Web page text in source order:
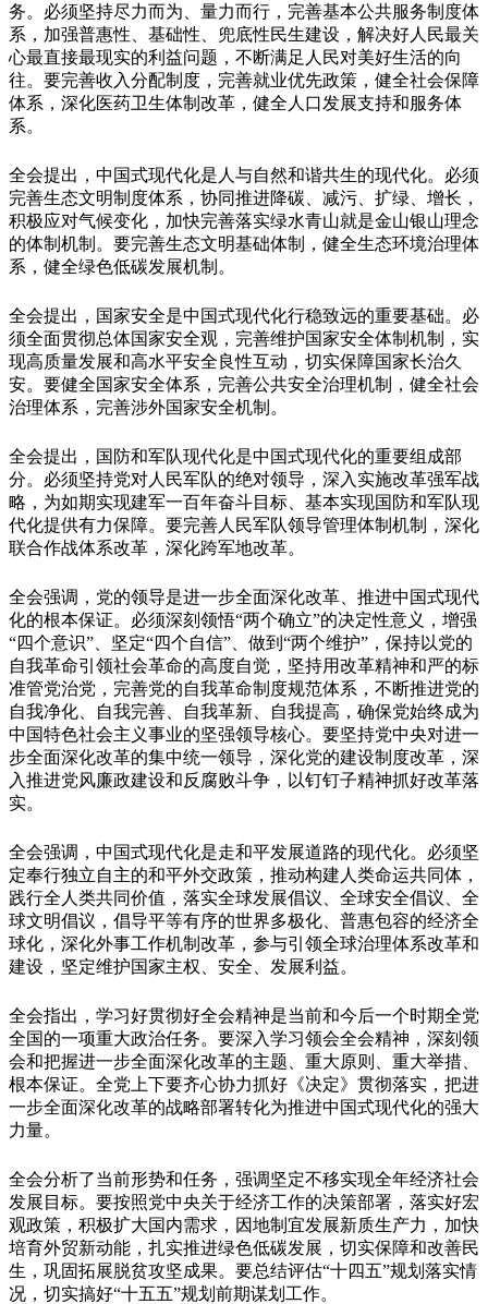
务。必须坚持尽力而为、量力而行，完善基本公共服务制度体
系，加强普惠性、基础性、兜底性民生建设，解决好人民最关
心最直接最现实的利益问题，不断满足人民对美好生活的向
往。要完善收入分配制度，完善就业优先政策，健全社会保障
体系，深化医药卫生体制改革，健全人口发展支持和服务体
系。
全会提出，中国式现代化是人与自然和谐共生的现代化。必须
完善生态文明制度体系，协同推进降碳、减污、扩绿、增长，
积极应对气候变化，加快完善落实绿水青山就是金山银山理念
的体制机制。要完善生态文明基础体制，健全生态环境治理体
系，健全绿色低碳发展机制。
全会提出，国家安全是中国式现代化行稳致远的重要基础。必
须全面贯彻总体国家安全观，完善维护国家安全体制机制，实
现高质量发展和高水平安全良性互动，切实保障国家长治久
安。要健全国家安全体系，完善公共安全治理机制，健全社会
治理体系，完善涉外国家安全机制。
全会提出，国防和军队现代化是中国式现代化的重要组成部
分。必须坚持党对人民军队的绝对领导，深入实施改革强军战
略，为如期实现建军一百年奋斗目标、基本实现国防和军队现
代化提供有力保障。要完善人民军队领导管理体制机制，深化
联合作战体系改革，深化跨军地改革。
全会强调，党的领导是进一步全面深化改革、推进中国式现代
化的根本保证。必须深刻领悟“两个确立”的决定性意义，增强
“四个意识”、坚定“四个自信”、做到“两个维护”，保持以党的
自我革命引领社会革命的高度自觉，坚持用改革精神和严的标
准管党治党，完善党的自我革命制度规范体系，不断推进党的
自我净化、自我完善、自我革新、自我提高，确保党始终成为
中国特色社会主义事业的坚强领导核心。要坚持党中央对进一
步全面深化改革的集中统一领导，深化党的建设制度改革，深
入推进党风廉政建设和反腐败斗争，以钉钉子精神抓好改革落
实。
全会强调，中国式现代化是走和平发展道路的现代化。必须坚
定奉行独立自主的和平外交政策，推动构建人类命运共同体，
践行全人类共同价值，落实全球发展倡议、全球安全倡议、全
球文明倡议，倡导平等有序的世界多极化、普惠包容的经济全
球化，深化外事工作机制改革，参与引领全球治理体系改革和
建设，坚定维护国家主权、安全、发展利益。
全会指出，学习好贯彻好全会精神是当前和今后一个时期全党
全国的一项重大政治任务。要深入学习领会全会精神，深刻领
会和把握进一步全面深化改革的主题、重大原则、重大举措、
根本保证。全党上下要齐心协力抓好《决定》贯彻落实，把进
一步全面深化改革的战略部署转化为推进中国式现代化的强大
力量。
全会分析了当前形势和任务，强调坚定不移实现全年经济社会
发展目标。要按照党中央关于经济工作的决策部署，落实好宏
观政策，积极扩大国内需求，因地制宜发展新质生产力，加快
培育外贸新动能，扎实推进绿色低碳发展，切实保障和改善民
生，巩固拓展脱贫攻坚成果。要总结评估“十四五”规划落实情
况，切实搞好“十五五”规划前期谋划工作。